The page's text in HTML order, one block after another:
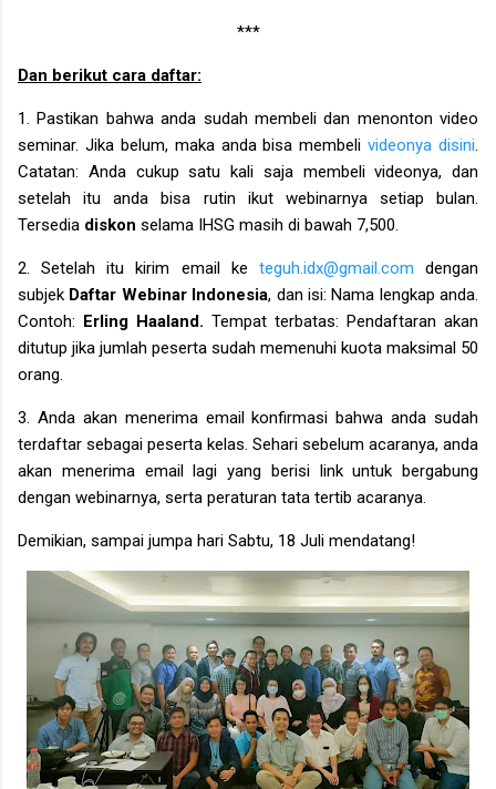
***
Dan berikut cara daftar:
1. Pastikan bahwa anda sudah membeli dan menonton video
seminar. Jika belum, maka anda bisa membelivideonya disini
Catatan: Anda cukup satu kali saja membeli videonya, dan
setelah itu anda bisa rutin ikut webinarnya setiap bulan.
Tersedia diskon selama IHSG masih di bawah 7,500.
2. Setelah itu kirim email ke teguh.idx@gmail.com dengan
subjek Daftar Webinar Indonesia, dan isi: Nama lengkap anda.
Contoh: Erling Haaland. Tempat terbatas: Pendaftaran akan
ditutup jika jumlah peserta sudah memenuhi kuota maksimal 50
orang.
3. Anda akan menerima email konfirmasi bahwa anda sudah
terdaftar sebagai peserta kelas. Sehari sebelum acaranya, anda
akan menerima email lagi yang berisi link untuk bergabung
dengan webinarnya, serta peraturan tata tertib acaranya.
Demikian, sampai jumpa hari Sabtu, 18 Juli mendatang!